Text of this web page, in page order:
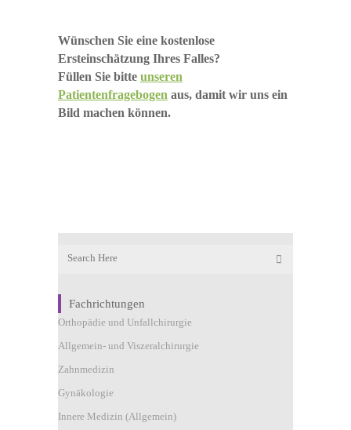
Wünschen Sie eine kostenlose
Ersteinschätzung Ihres Falles?
Füllen Sie bitte unseren
Patientenfragebogen aus, damit wir uns ein
Bild machen können.
Fachrichtungen
Orthopädie und Unfallchirurgie
Allgemein- und Viszeralchirurgie
Zahnmedizin
Gynäkologie
Innere Medizin (Allgemein)